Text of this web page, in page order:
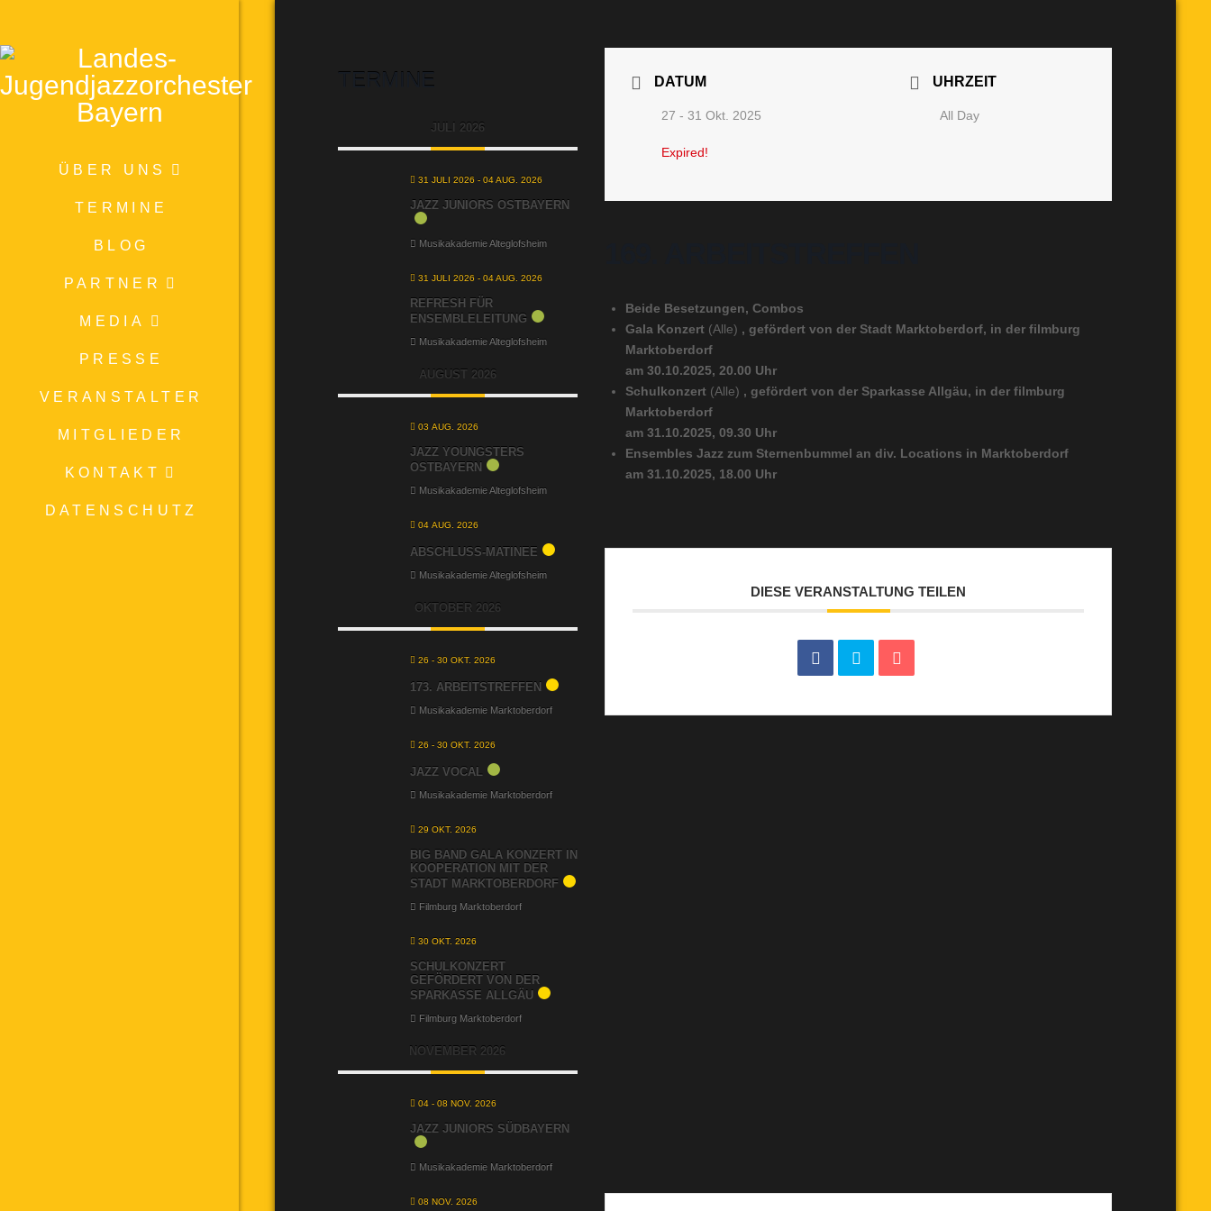
ÜBER UNS
TERMINE
BLOG
PARTNER
MEDIA
PRESSE
VERANSTALTER
MITGLIEDER
KONTAKT
DATENSCHUTZ
TERMINE
JULI 2026
31 JULI 2026 - 04 AUG. 2026
JAZZ JUNIORS OSTBAYERN
Musikakademie Alteglofsheim
31 JULI 2026 - 04 AUG. 2026
REFRESH FÜR
ENSEMBLELEITUNG
Musikakademie Alteglofsheim
AUGUST 2026
03 AUG. 2026
JAZZ YOUNGSTERS
OSTBAYERN
Musikakademie Alteglofsheim
04 AUG. 2026
ABSCHLUSS-MATINEE
Musikakademie Alteglofsheim
OKTOBER 2026
26 - 30 OKT. 2026
173. ARBEITSTREFFEN
Musikakademie Marktoberdorf
26 - 30 OKT. 2026
JAZZ VOCAL
Musikakademie Marktoberdorf
29 OKT. 2026
BIG BAND GALA KONZERT IN
KOOPERATION MIT DER
STADT MARKTOBERDORF
Filmburg Marktoberdorf
30 OKT. 2026
SCHULKONZERT
GEFÖRDERT VON DER
SPARKASSE ALLGÄU
Filmburg Marktoberdorf
NOVEMBER 2026
04 - 08 NOV. 2026
JAZZ JUNIORS SÜDBAYERN
Musikakademie Marktoberdorf
08 NOV. 2026
DATUM
27 - 31 Okt. 2025
Expired!
UHRZEIT
All Day
Beide Besetzungen, Combos
Gala Konzert (Alle) , gefördert von der Stadt Marktoberdorf, in der filmburg
Marktoberdorf
am 30.10.2025, 20.00 Uhr
Schulkonzert (Alle) , gefördert von der Sparkasse Allgäu, in der filmburg
Marktoberdorf
am 31.10.2025, 09.30 Uhr
Ensembles Jazz zum Sternenbummel an div. Locations in Marktoberdorf
am 31.10.2025, 18.00 Uhr
DIESE VERANSTALTUNG TEILEN